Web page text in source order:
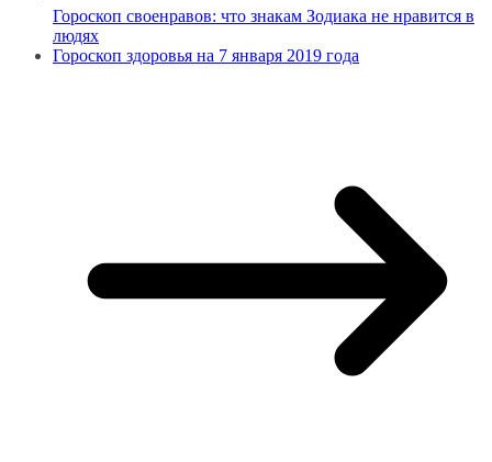
Гороскоп своенравов: что знакам Зодиака не нравится в
людях
Гороскоп здоровья на 7 января 2019 года